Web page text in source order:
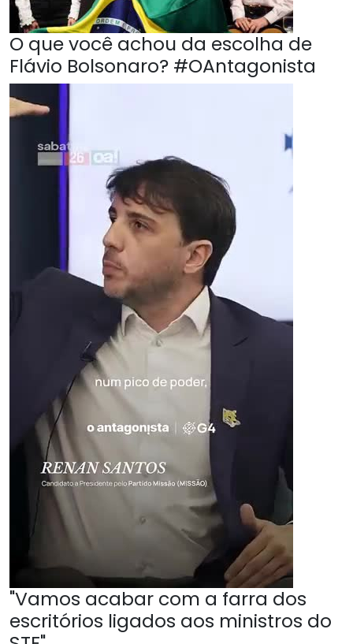
O que você achou da escolha de
Flávio Bolsonaro? #OAntagonista
"Vamos acabar com a farra dos
escritórios ligados aos ministros do